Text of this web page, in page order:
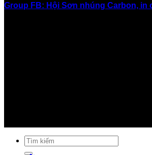
Group FB: Hội Sơn nhúng Carbon, in
Tìm
kiếm: